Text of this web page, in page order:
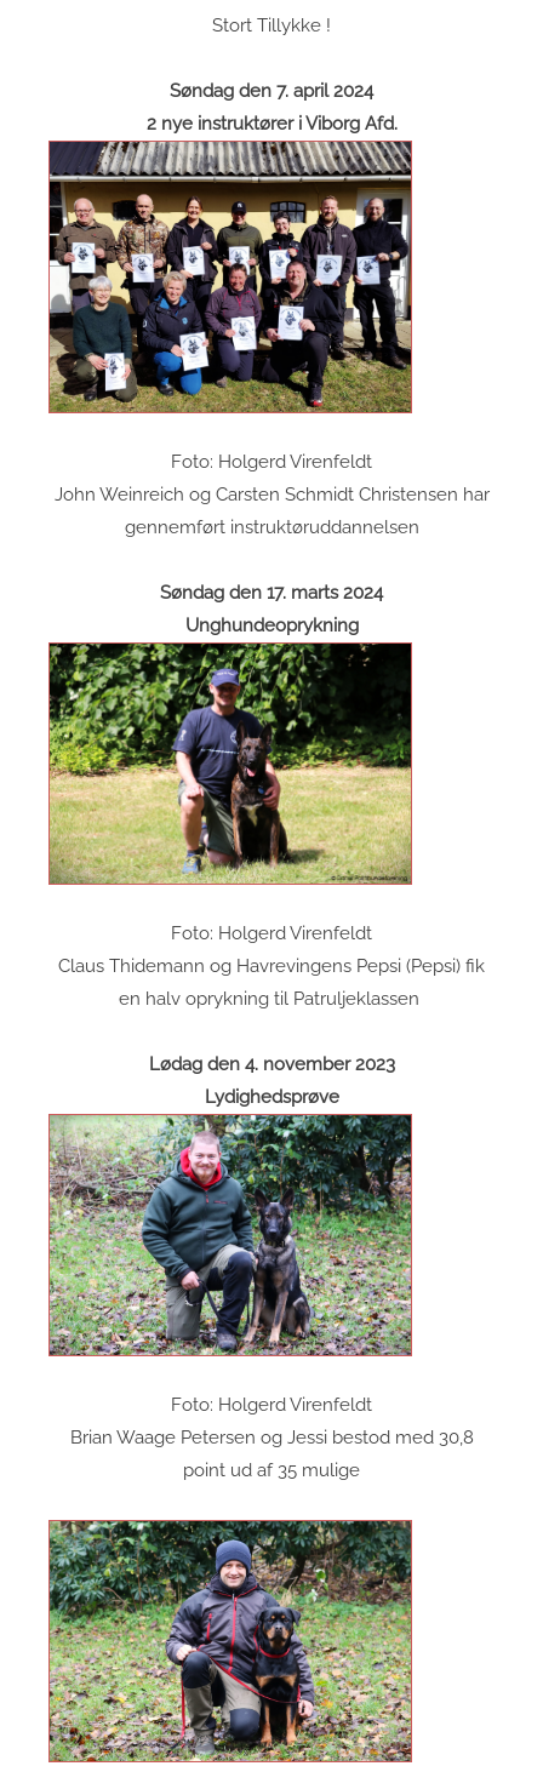
Stort Tillykke !
Søndag den 7. april 2024
2 nye instruktører i Viborg Afd.
Foto: Holgerd Virenfeldt
John Weinreich og Carsten Schmidt Christensen har
gennemført instruktøruddannelsen
Søndag den 17. marts 2024
Unghundeoprykning
Foto: Holgerd Virenfeldt
Claus Thidemann og Havrevingens Pepsi (Pepsi) fik
en halv oprykning til Patruljeklassen
Lødag den 4. november 2023
Lydighedsprøve
Foto: Holgerd Virenfeldt
Brian Waage Petersen og Jessi bestod med 30,8
point ud af 35 mulige